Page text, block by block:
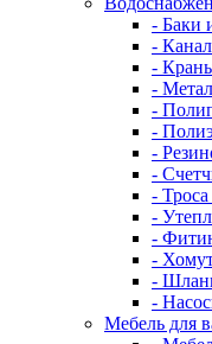
- Баки
-
-
-
-
-
-
-
-
-
-
-
-
-
Мебель для